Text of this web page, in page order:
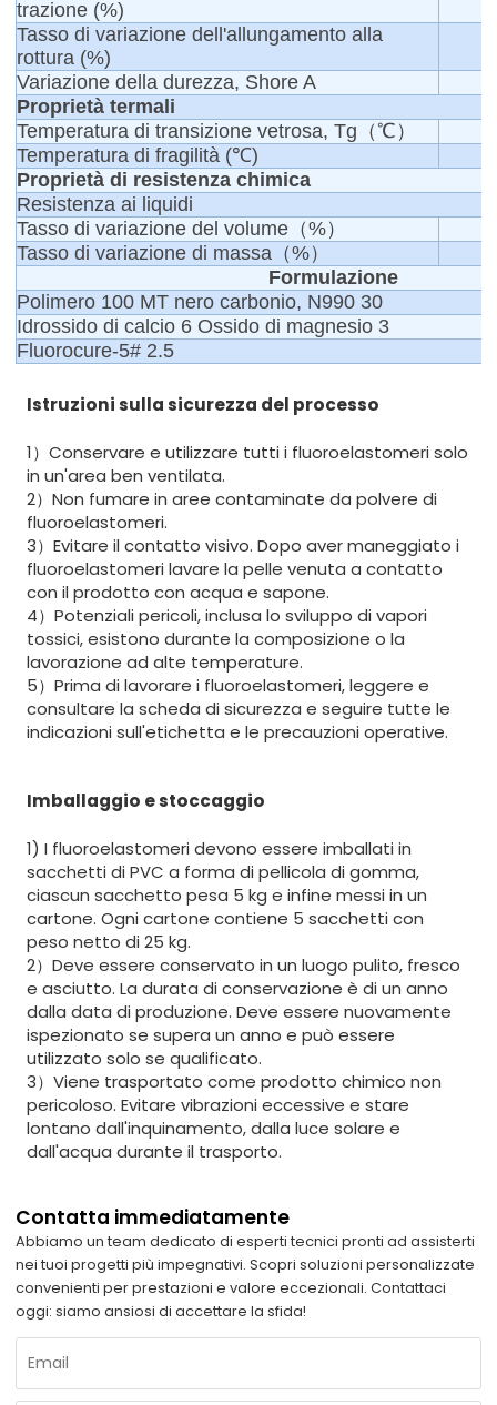
trazione (%)
Tasso di variazione dell'allungamento alla
rottura (%)
Variazione della durezza, Shore A
Proprietà termali
Temperatura di transizione vetrosa, Tg（℃）
Temperatura di fragilità (℃)
Proprietà di resistenza chimica
Resistenza ai liquidi
Tasso di variazione del volume（%）
Tasso di variazione di massa（%）
Formulazione
Polimero 100 MT nero carbonio, N990 30
Idrossido di calcio 6 Ossido di magnesio 3
Fluorocure-5# 2.5
Istruzioni sulla sicurezza del processo
1）Conservare e utilizzare tutti i fluoroelastomeri solo
in un'area ben ventilata.
2）Non fumare in aree contaminate da polvere di
fluoroelastomeri.
3）Evitare il contatto visivo. Dopo aver maneggiato i
fluoroelastomeri lavare la pelle venuta a contatto
con il prodotto con acqua e sapone.
4）Potenziali pericoli, inclusa lo sviluppo di vapori
tossici, esistono durante la composizione o la
lavorazione ad alte temperature.
5）Prima di lavorare i fluoroelastomeri, leggere e
consultare la scheda di sicurezza e seguire tutte le
indicazioni sull'etichetta e le precauzioni operative.
Imballaggio e stoccaggio
1) I fluoroelastomeri devono essere imballati in
sacchetti di PVC a forma di pellicola di gomma,
ciascun sacchetto pesa 5 kg e infine messi in un
cartone. Ogni cartone contiene 5 sacchetti con
peso netto di 25 kg.
2）Deve essere conservato in un luogo pulito, fresco
e asciutto. La durata di conservazione è di un anno
dalla data di produzione. Deve essere nuovamente
ispezionato se supera un anno e può essere
utilizzato solo se qualificato.
3）Viene trasportato come prodotto chimico non
pericoloso. Evitare vibrazioni eccessive e stare
lontano dall'inquinamento, dalla luce solare e
dall'acqua durante il trasporto.
Contatta immediatamente
Abbiamo un team dedicato di esperti tecnici pronti ad assisterti
nei tuoi progetti più impegnativi. Scopri soluzioni personalizzate
convenienti per prestazioni e valore eccezionali. Contattaci
oggi: siamo ansiosi di accettare la sfida!